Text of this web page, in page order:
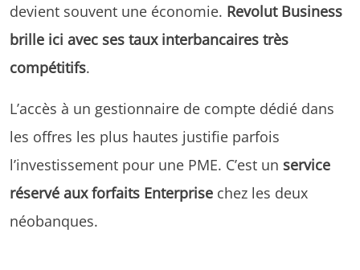
devient souvent une économie. Revolut Business
brille ici avec ses taux interbancaires très
compétitifs.
L’accès à un gestionnaire de compte dédié dans
les offres les plus hautes justifie parfois
l’investissement pour une PME. C’est un service
réservé aux forfaits Enterprise chez les deux
néobanques.